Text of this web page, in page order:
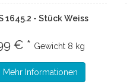
1645.2 - Stück Weiss
€ * Gewicht 8 kg
Mehr Informationen